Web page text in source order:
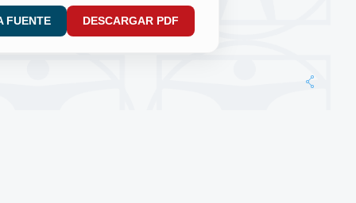
FUENTE DESCARGAR PDF